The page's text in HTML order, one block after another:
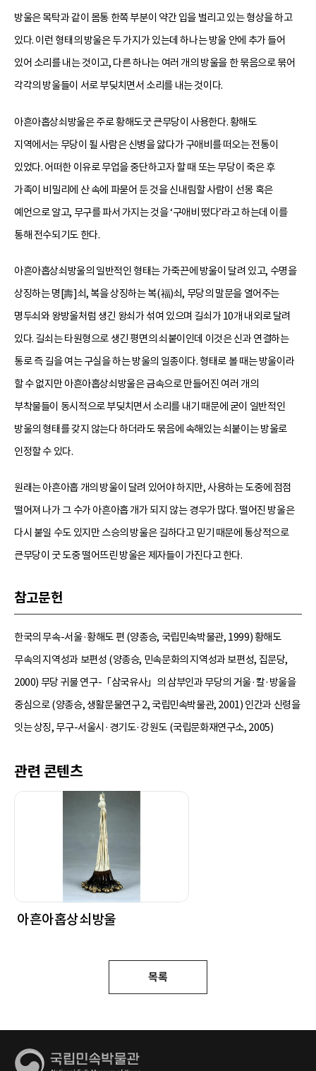
방울은 목탁과 같이 몸통 한쪽 부분이 약간 입을 벌리고 있는 형상을 하고
있다. 이런 형태의 방울은 두 가지가 있는데 하나는 방울 안에 추가 들어
있어 소리를 내는 것이고, 다른 하나는 여러 개의 방울을 한 묶음으로 묶어
각각의 방울들이 서로 부딪치면서 소리를 내는 것이다.
아흔아홉상쇠방울은 주로 황해도굿 큰무당이 사용한다. 황해도
지역에서는 무당이 될 사람은 신병을 앓다가 구애비를 떠오는 전통이
있었다. 어떠한 이유로 무업을 중단하고자 할 때 또는 무당이 죽은 후
가족이 비밀리에 산 속에 파묻어 둔 것을 신내림할 사람이 선몽 혹은
예언으로 알고, 무구를 파서 가지는 것을 ‘구애비 떴다’라고 하는데 이를
통해 전수되기도 한다.
아흔아홉상쇠방울의 일반적인 형태는 가죽끈에 방울이 달려 있고, 수명을
상징하는 명[壽]쇠, 복을 상징하는 복(福)쇠, 무당의 말문을 열어주는
명두쇠와 왕방울처럼 생긴 왕쇠가 섞여 있으며 길쇠가 10개 내외로 달려
있다. 길쇠는 타원형으로 생긴 평면의 쇠붙이인데 이것은 신과 연결하는
통로 즉 길을 여는 구실을 하는 방울의 일종이다. 형태로 볼 때는 방울이라
할 수 없지만 아흔아홉상쇠방울은 금속으로 만들어진 여러 개의
부착물들이 동시적으로 부딪치면서 소리를 내기 때문에 굳이 일반적인
방울의 형태를 갖지 않는다 하더라도 묶음에 속해있는 쇠붙이는 방울로
인정할 수 있다.
원래는 아흔아홉 개의 방울이 달려 있어야 하지만, 사용하는 도중에 점점
떨어져 나가 그 수가 아흔아홉 개가 되지 않는 경우가 많다. 떨어진 방울은
다시 붙일 수도 있지만 스승의 방울은 길하다고 믿기 때문에 통상적으로
큰무당이 굿 도중 떨어뜨린 방울은 제자들이 가진다고 한다.
참고문헌
한국의 무속-서울·황해도 편 (양종승, 국립민속박물관, 1999) 황해도
무속의 지역성과 보편성 (양종승, 민속문화의 지역성과 보편성, 집문당,
2000) 무당 귀물 연구-「삼국유사」의 삼부인과 무당의 거울·칼·방울을
중심으로 (양종승, 생활문물연구 2, 국립민속박물관, 2001) 인간과 신령을
잇는 상징, 무구-서울시·경기도·강원도 (국립문화재연구소, 2005)
관련 콘텐츠
아흔아홉상쇠방울
목록